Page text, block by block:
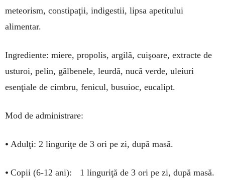
meteorism, constipaţii, indigestii, lipsa apetitului
alimentar.
Ingrediente: miere, propolis, argilă, cuişoare, extracte de
usturoi, pelin, gălbenele, leurdă, nucă verde, uleiuri
esenţiale de cimbru, fenicul, busuioc, eucalipt.
Mod de administrare:
• Adulţi: 2 linguriţe de 3 ori pe zi, după masă.
• Copii (6-12 ani): 1 linguriţă de 3 ori pe zi, după masă.